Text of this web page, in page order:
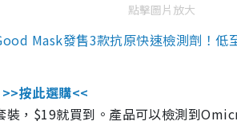
點擊圖片放大
Mask發售3款抗原快速檢測劑！
>>按此選購<<
裝，$19就買到。產品可以檢測到